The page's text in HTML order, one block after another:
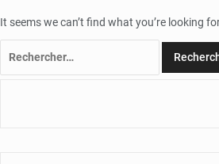
It seems we can’t find what you’re looking